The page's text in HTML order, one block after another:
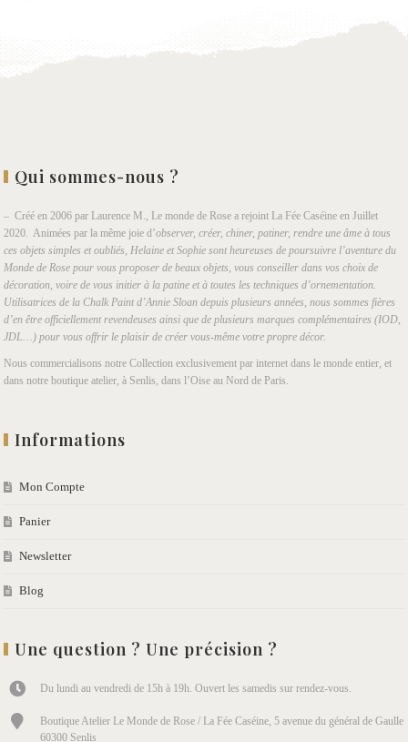
Qui sommes-nous ?
– Créé en 2006 par Laurence M., Le monde de Rose a rejoint La Fée Caséine en Juillet
2020. Animées par la même joie d’observer, créer, chiner, patiner, rendre une âme à tous
ces objets simples et oubliés, Helaine et Sophie sont heureuses de poursuivre l’aventure du
Monde de Rose pour vous proposer de beaux objets, vous conseiller dans vos choix de
décoration, voire de vous initier à la patine et à toutes les techniques d’ornementation.
Utilisatrices de la Chalk Paint d’Annie Sloan depuis plusieurs années, nous sommes fières
d’en être officiellement revendeuses ainsi que de plusieurs marques complémentaires (IOD,
JDL…) pour vous offrir le plaisir de créer vous-même votre propre décor.
Nous commercialisons notre Collection exclusivement par internet dans le monde entier, et
dans notre boutique atelier, à Senlis, dans l’Oise au Nord de Paris.
Informations
Mon Compte
Panier
Newsletter
Blog
Une question ? Une précision ?
Du lundi au vendredi de 15h à 19h. Ouvert les samedis sur rendez-vous.
Boutique Atelier Le Monde de Rose / La Fée Caséine, 5 avenue du général de Gaulle
60300 Senlis